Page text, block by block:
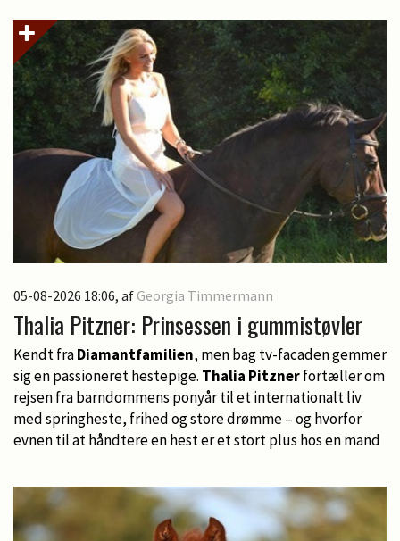
05-08-2026 18:06, af Georgia Timmermann
Thalia Pitzner: Prinsessen i gummistøvler
Kendt fraDiamantfamilien, men bag tv-facaden gemmer
sig en passioneret hestepige. Thalia Pitznerfortæller om
rejsen fra barndommens ponyår til et internationalt liv
med springheste, frihed og store drømme – og hvorfor
evnen til at håndtere en hest er et stort plus hos en mand